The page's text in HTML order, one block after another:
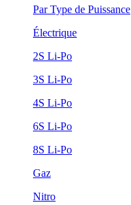
Par Type de Puissance
Électrique
2S Li-Po
3S Li-Po
4S Li-Po
6S Li-Po
8S Li-Po
Gaz
Nitro